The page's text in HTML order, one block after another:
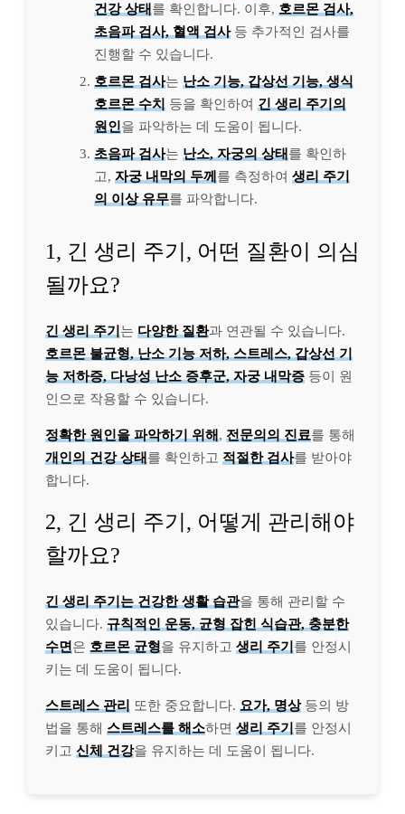
건강 상태 를 확인합니다. 이후, 호르몬 검사,
초음파 검사, 혈액 검사등 추가적인 검사를
진행할 수 있습니다.
호르몬 검사는 난소 기능, 갑상선 기능, 생식
호르몬 수치 등을 확인하여 긴 생리 주기의
원인을 파악하는 데 도움이 됩니다.
초음파 검사는 난소, 자궁의 상태 를 확인하
고, 자궁 내막의 두께 를 측정하여 생리 주기
의 이상 유무를 파악합니다.
1, 긴 생리 주기, 어떤 질환이 의심
될까요?
긴 생리 주기 는 다양한 질환과 연관될 수 있습니다.
호르몬 불균형, 난소 기능 저하, 스트레스, 갑상선 기
능 저하증, 다낭성 난소 증후군, 자궁 내막증 등이 원
인으로 작용할 수 있습니다.
정확한 원인을 파악하기 위해 , 전문의의 진료를 통해
개인의 건강 상태 를 확인하고 적절한 검사를 받아야
합니다.
2, 긴 생리 주기, 어떻게 관리해야
할까요?
긴 생리 주기는 건강한 생활 습관을 통해 관리할 수
있습니다. 규칙적인 운동, 균형 잡힌 식습관, 충분한
수면 은 호르몬 균형을 유지하고 생리 주기 를 안정시
키는 데 도움이 됩니다.
스트레스 관리 또한 중요합니다. 요가, 명상등의 방
법을 통해 스트레스를 해소하면 생리 주기 를 안정시
키고 신체 건강을 유지하는 데 도움이 됩니다.